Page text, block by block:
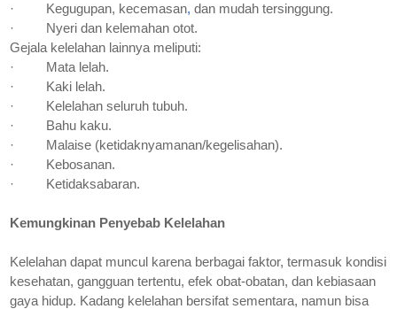
·
Kegugupan, kecemasan, dan mudah tersinggung.
·
Nyeri dan kelemahan otot.
Gejala kelelahan lainnya meliputi:
·
Mata lelah.
·
Kaki lelah.
·
Kelelahan seluruh tubuh.
·
Bahu kaku.
·
Malaise (ketidaknyamanan/kegelisahan).
·
Kebosanan.
·
Ketidaksabaran.
Kemungkinan Penyebab Kelelahan
Kelelahan dapat muncul karena berbagai faktor, termasuk kondisi
kesehatan, gangguan tertentu, efek obat-obatan, dan kebiasaan
gaya hidup. Kadang kelelahan bersifat sementara, namun bisa